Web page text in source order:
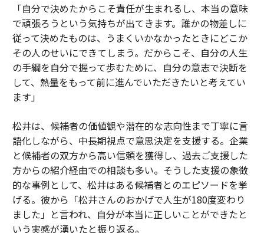
「自分で決めたからこそ責任が生まれるし、本当の意味
で頑張ろうという気持ちが出てきます。誰かの物差しに
従って決めたものは、うまくいかなかったときにどこか
その人のせいにできてしまう。だからこそ、自分の人生
の手綱を自分で握って歩むために、自分の意志で決断を
して、熱量をもって前に進んでいただきたいと考えてい
ます」
松井は、候補者の価値観や潜在的な志向性まで丁寧に言
語化しながら、中長期視点で意思決定を支援する。企業
と候補者の双方から高い信頼を獲得し、過去ご支援した
方からの紹介経由での相談も多い。そうした支援の象徴
的な事例として、松井はある候補者とのエピソードを挙
げる。彼から「松井さんのおかげで人生が180度変わり
ました」と言われ、自分が本当に正しいことができたと
いう実感が湧いたと振り返る。